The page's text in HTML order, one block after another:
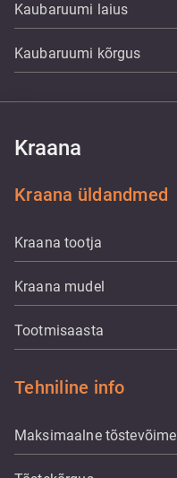
Kaubaruumi laius
Kaubaruumi kõrgus
Kraana
Kraana üldandmed
Kraana tootja
Kraana mudel
Tootmisaasta
Tehniline info
Maksimaalne tõstevõime